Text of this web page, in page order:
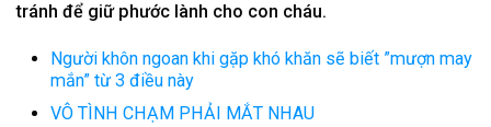
tránh để giữ phước lành cho con cháu.
Người khôn ngoan khi gặp khó khăn sẽ biết ”mượn may
mắn” từ 3 điều này
VÔ TÌNH CHẠM PHẢI MẮT NHAU